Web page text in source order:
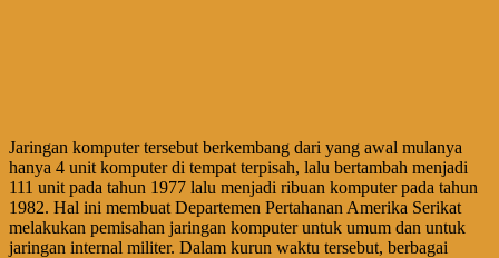
Jaringan komputer tersebut berkembang dari yang awal mulanya
hanya 4 unit komputer di tempat terpisah, lalu bertambah menjadi
111 unit pada tahun 1977 lalu menjadi ribuan komputer pada tahun
1982. Hal ini membuat Departemen Pertahanan Amerika Serikat
melakukan pemisahan jaringan komputer untuk umum dan untuk
jaringan internal militer. Dalam kurun waktu tersebut, berbagai